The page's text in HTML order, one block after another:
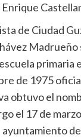
de Ciudad
Madrueño
primaria
de 1975
obtuvo el
el 17 de
ayuntamiento